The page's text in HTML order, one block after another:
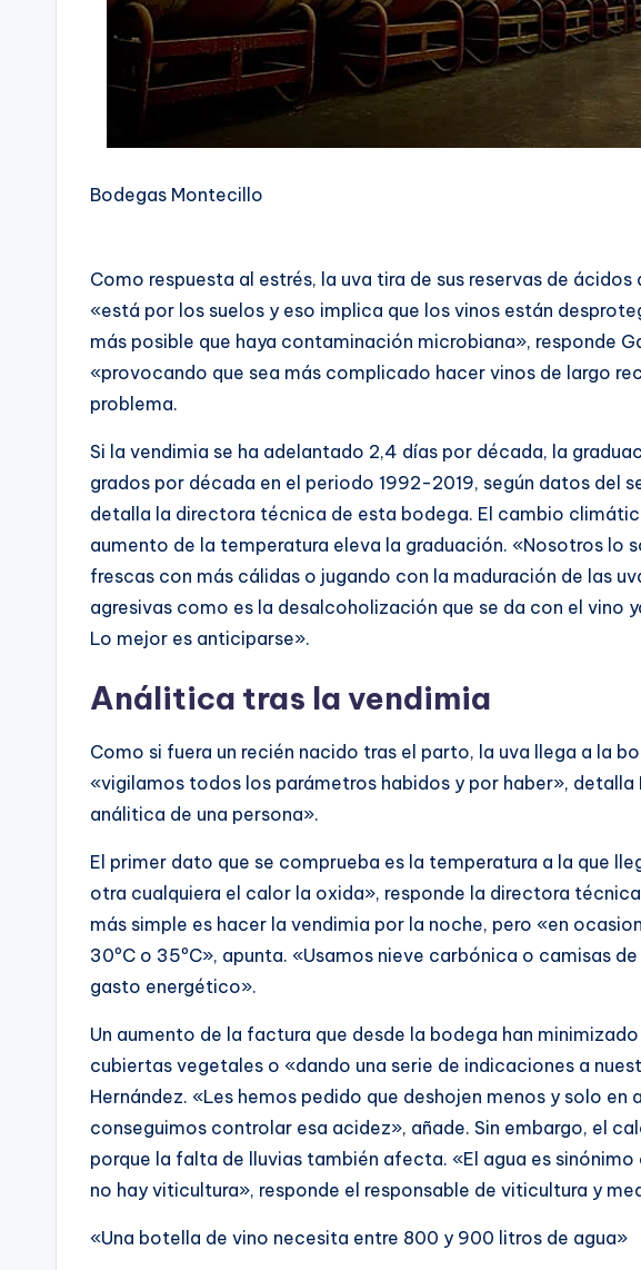
Bodegas Montecillo
Como respuesta al estrés, la uva tira de sus reservas de ácidos
«está por los suelos y eso implica que los vinos están
más posible que haya contaminación microbiana», responde
«provocando que sea más complicado hacer vinos de largo
problema.
Si la vendimia se ha adelantado 2,4 días por década, la
grados por década en el periodo 1992-2019, según datos del
detalla la directora técnica de esta bodega. El cambio
aumento de la temperatura eleva la graduación. «Nosotros lo
frescas con más cálidas o jugando con la maduración de las
agresivas como es la desalcoholización que se da con el vino
Lo mejor es anticiparse».
Análitica tras la vendimia
Como si fuera un recién nacido tras el parto, la uva llega a la
«vigilamos todos los parámetros habidos y por haber», detalla
análitica de una persona».
El primer dato que se comprueba es la temperatura a la que
otra cualquiera el calor la oxida», responde la directora
más simple es hacer la vendimia por la noche, pero «en
30ºC o 35ºC», apunta. «Usamos nieve carbónica o camisas
gasto energético».
Un aumento de la factura que desde la bodega han
cubiertas vegetales o «dando una serie de indicaciones a
Hernández. «Les hemos pedido que deshojen menos y solo en
conseguimos controlar esa acidez», añade. Sin embargo, el
porque la falta de lluvias también afecta. «El agua es sinónimo
no hay viticultura», responde el responsable de viticultura y
«Una botella de vino necesita entre 800 y 900 litros de agua»